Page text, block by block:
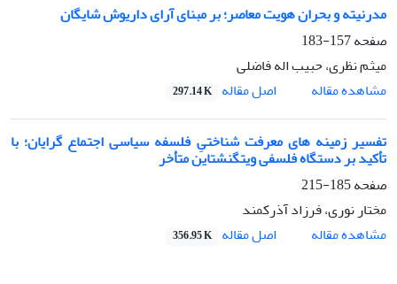
مدرنیته و بحران هویت معاصر؛ بر مبنای آرای داریوش شایگان
صفحه157-183
میثم نظری، حبیب اله فاضلی
مشاهده مقاله
اصل مقاله 297.14 K
تفسیر زمینه های معرفت شناختیِ فلسفه سیاسی اجتماع گرایان؛ با
تأکید بر دستگاه فلسفی ویتگنشتاین متأخر
صفحه185-215
مختار نوری، فرزاد آذرکمند
مشاهده مقاله
اصل مقاله 356.95 K